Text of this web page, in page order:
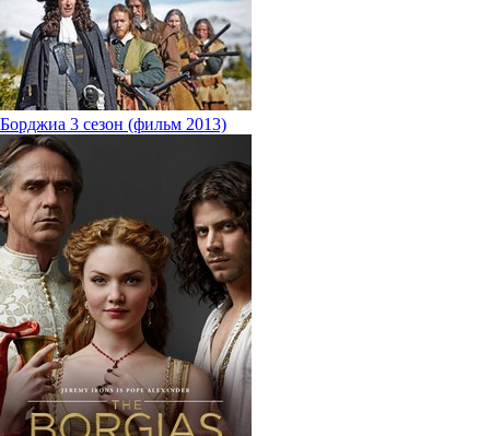
Борджиа 3 сезон (фильм 2013)